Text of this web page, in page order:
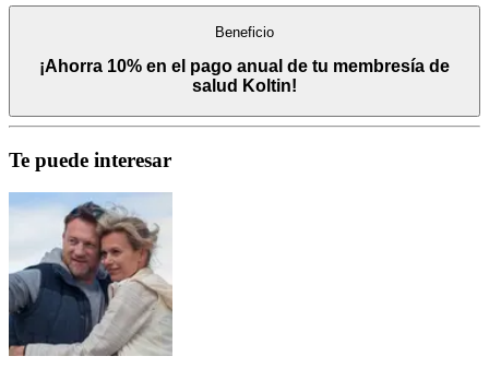
Beneficio
¡Ahorra 10% en el pago anual de tu membresía de
salud Koltin!
Te puede interesar